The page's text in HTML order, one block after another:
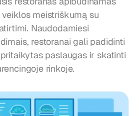
meistriškumą su
Naudodamiesi
restoranai gali padidinti
paslaugas ir skatinti
rinkoje.